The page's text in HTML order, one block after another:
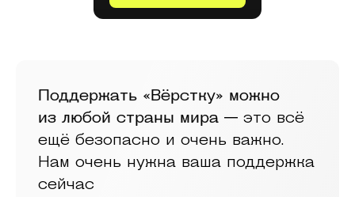
Поддержать «Вёрстку» можно
из любой страны мира — это всё
ещё безопасно и очень важно.
Нам очень нужна ваша поддержка
сейчас